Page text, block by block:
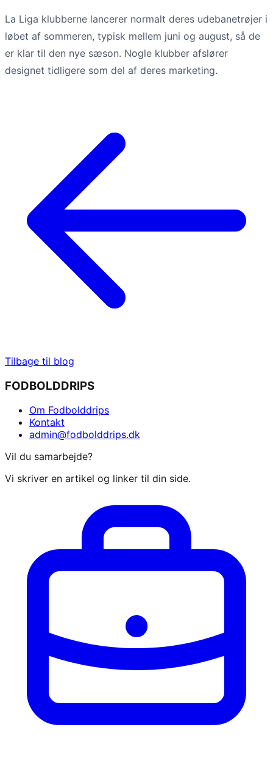
La Liga klubberne lancerer normalt deres udebanetrøjer i
løbet af sommeren, typisk mellem juni og august, så de
er klar til den nye sæson. Nogle klubber afslører
designet tidligere som del af deres marketing.
Tilbage til blog
FODBOLDDRIPS
Om Fodbolddrips
Kontakt
admin@fodbolddrips.dk
Vil du samarbejde?
Vi skriver en artikel og linker til din side.